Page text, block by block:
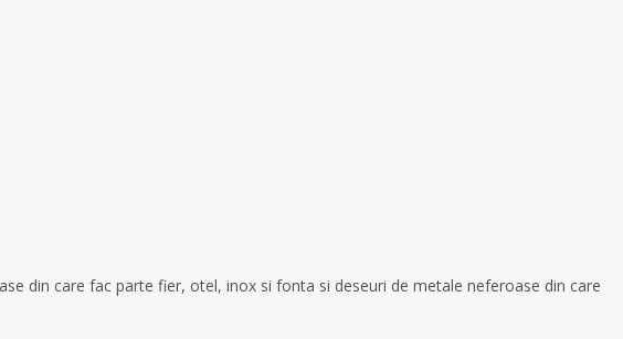
din care fac parte fier, otel, inox si fonta si deseuri de metale neferoase din care